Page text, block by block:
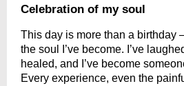
Celebration of my soul
This day is more than a birthday
the soul I’ve become. I’ve
healed, and I’ve become
Every experience, even the